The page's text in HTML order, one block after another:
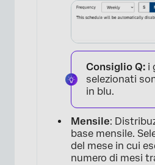
Consiglio Q: i
selezionati
in blu.
Mensile:
base mensile.
del mese in cui
numero di mesi